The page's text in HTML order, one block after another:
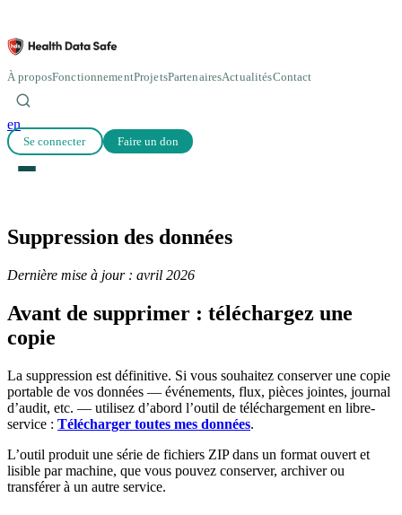
À proposFonctionnementProjetsPartenairesActualitésContact
en
Se connecter Faire un don
Suppression des données
Dernière mise à jour : avril 2026
Avant de supprimer : téléchargez une
copie
La suppression est définitive. Si vous souhaitez conserver une copie
portable de vos données — événements, flux, pièces jointes, journal
d’audit, etc. — utilisez d’abord l’outil de téléchargement en libre-
service : Télécharger toutes mes données.
L’outil produit une série de fichiers ZIP dans un format ouvert et
lisible par machine, que vous pouvez conserver, archiver ou
transférer à un autre service.